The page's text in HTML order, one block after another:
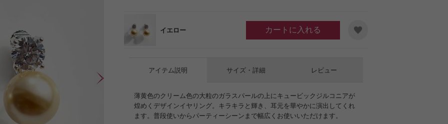
イエロー カートに入れる
アイテム説明
薄黄色のクリーム色の大粒のガラスパールの上にキュービックジルコニアが
煌めくデザインイヤリング。キラキラと輝き、耳元を華やかに演出してくれ
ます。普段使いからパーティーシーンまで幅広くお使いいただけます。
サイズ・詳細 レビュー